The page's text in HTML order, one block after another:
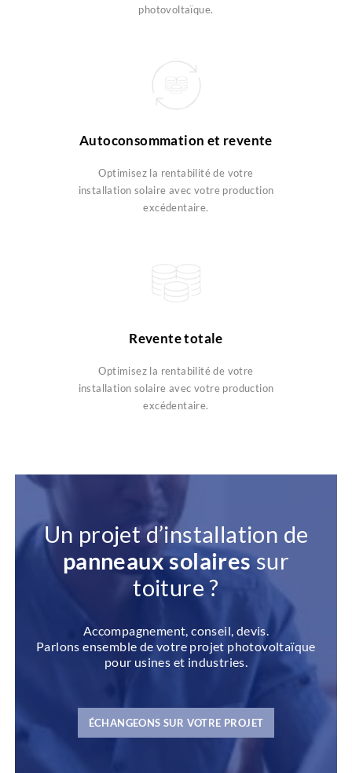
photovoltaïque.
Autoconsommation et revente
Optimisez la rentabilité de votre
installation solaire avec votre production
excédentaire.
Revente totale
Optimisez la rentabilité de votre
installation solaire avec votre production
excédentaire.
Un projet d’installation de
panneaux solairessur
toiture ?
Accompagnement, conseil, devis.
Parlons ensemble de votre projet photovoltaïque
pour usines et industries.
ÉCHANGEONS SUR VOTRE PROJET